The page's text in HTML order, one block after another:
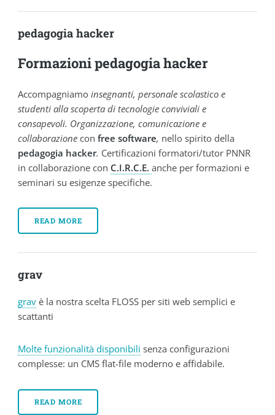
pedagogia hacker
Formazioni pedagogia hacker
Accompagniamoinsegnanti, personale scolastico e
studenti alla scoperta di tecnologie conviviali e
consapevoli. Organizzazione, comunicazione e
collaborazione confree software, nello spirito della
pedagogia hacker. Certificazioni formatori/tutor PNNR
in collaborazione con C.I.R.C.E. anche per formazioni e
seminari su esigenze specifiche.
READ MORE
grav
grav è la nostra scelta FLOSS per siti web semplici e
scattanti
Molte funzionalità disponibili senza configurazioni
complesse: un CMS flat-file moderno e affidabile.
READ MORE